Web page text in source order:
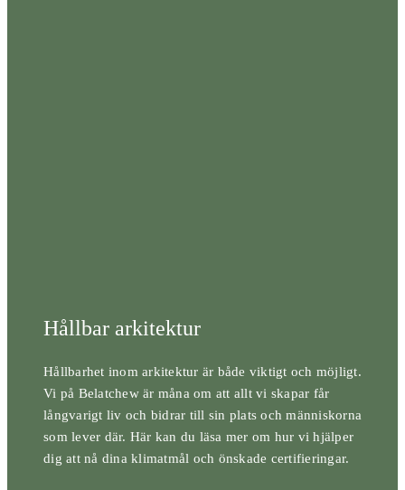
Hållbar arkitektur
Hållbarhet inom arkitektur är både viktigt och möjligt.
Vi på Belatchew är måna om att allt vi skapar får
långvarigt liv och bidrar till sin plats och människorna
som lever där. Här kan du läsa mer om hur vi hjälper
dig att nå dina klimatmål och önskade certifieringar.